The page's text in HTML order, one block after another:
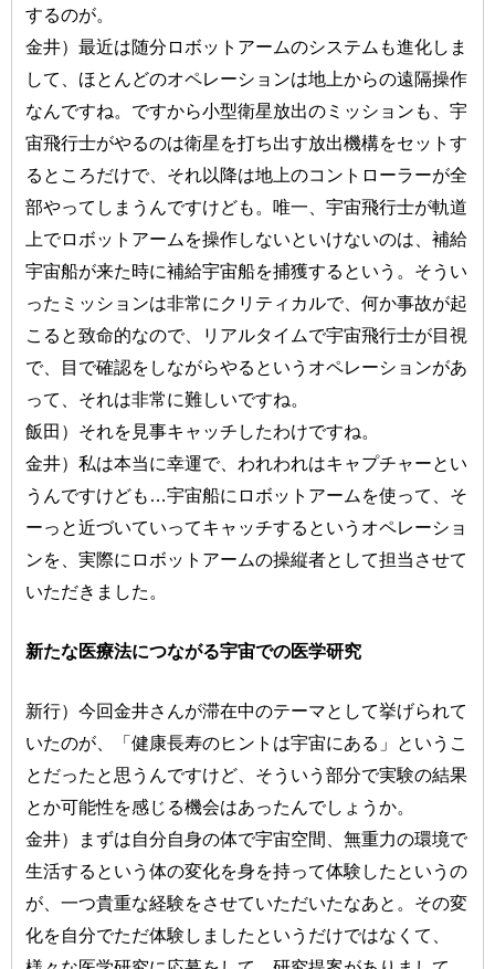
するのが。
金井）最近は随分ロボットアームのシステムも進化しま
して、ほとんどのオペレーションは地上からの遠隔操作
なんですね。ですから小型衛星放出のミッションも、宇
宙飛行士がやるのは衛星を打ち出す放出機構をセットす
るところだけで、それ以降は地上のコントローラーが全
部やってしまうんですけども。唯一、宇宙飛行士が軌道
上でロボットアームを操作しないといけないのは、補給
宇宙船が来た時に補給宇宙船を捕獲するという。そうい
ったミッションは非常にクリティカルで、何か事故が起
こると致命的なので、リアルタイムで宇宙飛行士が目視
で、目で確認をしながらやるというオペレーションがあ
って、それは非常に難しいですね。
飯田）それを見事キャッチしたわけですね。
金井）私は本当に幸運で、われわれはキャプチャーとい
うんですけども…宇宙船にロボットアームを使って、そ
ーっと近づいていってキャッチするというオペレーショ
ンを、実際にロボットアームの操縦者として担当させて
いただきました。
新たな医療法につながる宇宙での医学研究
新行）今回金井さんが滞在中のテーマとして挙げられて
いたのが、「健康長寿のヒントは宇宙にある」というこ
とだったと思うんですけど、そういう部分で実験の結果
とか可能性を感じる機会はあったんでしょうか。
金井）まずは自分自身の体で宇宙空間、無重力の環境で
生活するという体の変化を身を持って体験したというの
が、一つ貴重な経験をさせていただいたなあと。その変
化を自分でただ体験しましたというだけではなくて、